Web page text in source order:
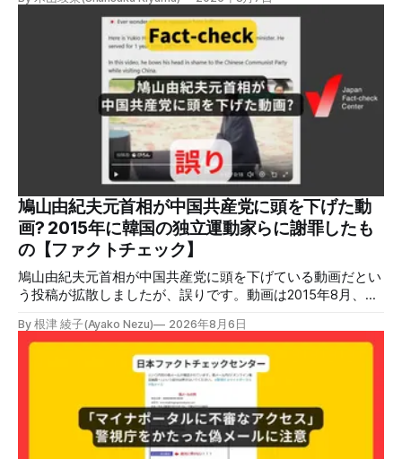
ジェネレーションやガス発電機は設置していないことを確認
している」と発表し、LPガスが原因だった可能性が高いと説
明しています。またイオンは5日、事故原因を調べる事故調
査委員会を設置すると発表しました。 検証対象 拡散した投
ガスを燃料としてガスエンジンやガスタービンで発電し、排
熱を冷暖房などに利用する「ガスコージェネレーション」が
原因だとする投稿が拡散した（例1、例2）。 検証する理由
ソーシャルリスニングツールMeltwaterで調べると、これら
の投稿の表示回数は少なくとも合計194万回を超えている。
爆発の原因をめぐって、さまざまな根拠不明の情報が飛び交
っているため検証する。 検証過程 イオンモール熊本の爆発
2026年7月28日午後16時27分ごろ、熊本県で震度7の地震が
発生した。午後6時ごろ、嘉島町のショッピングセンター
「イ
鳩山由紀夫元首相が中国共産党に頭を下げた動
画? 2015年に韓国の独立運動家らに謝罪したも
の【ファクトチェック】
鳩山由紀夫元首相が中国共産党に頭を下げている動画だとい
う投稿が拡散しましたが、誤りです。動画は2015年8月、鳩
立運動家らに謝罪した映像です。中国共産党に対して頭を下
げている動画ではありません。 検証対象 拡散した言説 2026
年7月30日、「日本人がなぜ左翼を嫌うのか、考えたことは
ありますか？/ここに日本の左寄り首相だった鳩山由紀夫が
います。彼は2009年から2010年まで1年間務めました。/こ
のビデオでは、彼が中国を訪問中に中国共産党に対して恥じ
らいながら頭を下げています」という英文付きの動画がXで
By 根津 綾子(Ayako Nezu) 2026年8月6日